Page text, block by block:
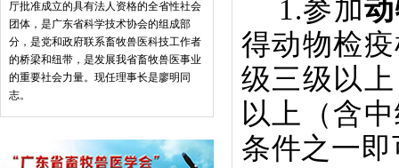
厅批准成立的具有法人资格的全省性社会
团体，是广东省科学技术协会的组成部
分，是党和政府联系畜牧兽医科技工作者
的桥梁和纽带，是发展我省畜牧兽医事业
的重要社会力量。现任理事长是廖明同
志。
1.参加
得动物检
级三级以
以上（含
条件之一